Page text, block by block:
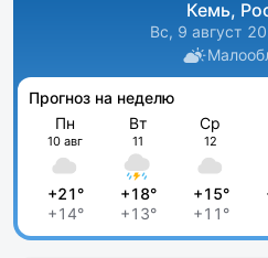
Кемь,
Вс, 9 август
Прогноз на неделю
Пн
10 авг
+21°
+14°
Вт
11
+18°
+13°
Ср
12
+15°
+11°